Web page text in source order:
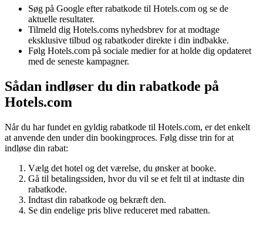
Søg på Google efter rabatkode til Hotels.com og se de
aktuelle resultater.
Tilmeld dig Hotels.coms nyhedsbrev for at modtage
eksklusive tilbud og rabatkoder direkte i din indbakke.
Følg Hotels.com på sociale medier for at holde dig opdateret
med de seneste kampagner.
Sådan indløser du din rabatkode på
Hotels.com
Når du har fundet en gyldig rabatkode til Hotels.com, er det enkelt
at anvende den under din bookingproces. Følg disse trin for at
indløse din rabat:
Vælg det hotel og det værelse, du ønsker at booke.
Gå til betalingssiden, hvor du vil se et felt til at indtaste din
rabatkode.
Indtast din rabatkode og bekræft den.
Se din endelige pris blive reduceret med rabatten.